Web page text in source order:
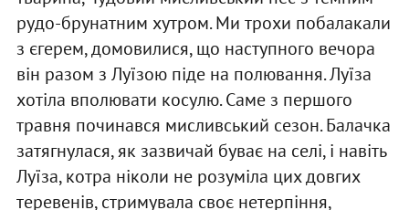
рудо-брунатним хутром. Ми трохи побалакали
з єгерем, домовилися, що наступного вечора
він разом з Луїзою піде на полювання. Луїза
хотіла вполювати косулю. Саме з першого
травня починався мисливський сезон. Балачка
затягнулася, як зазвичай буває на селі, і навіть
Луїза, котра ніколи не розуміла цих довгих
теревенів, стримувала своє нетерпіння,